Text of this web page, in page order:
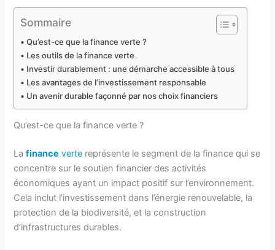
Sommaire
Qu’est-ce que la finance verte ?
Les outils de la finance verte
Investir durablement : une démarche accessible à tous
Les avantages de l’investissement responsable
Un avenir durable façonné par nos choix financiers
Qu’est-ce que la finance verte ?
Lafinance verte représente le segment de la finance qui se
concentre sur le soutien financier des activités
économiques ayant un impact positif sur l’environnement.
Cela inclut l’investissement dans l’énergie renouvelable, la
protection de la biodiversité, et la construction
d’infrastructures durables.